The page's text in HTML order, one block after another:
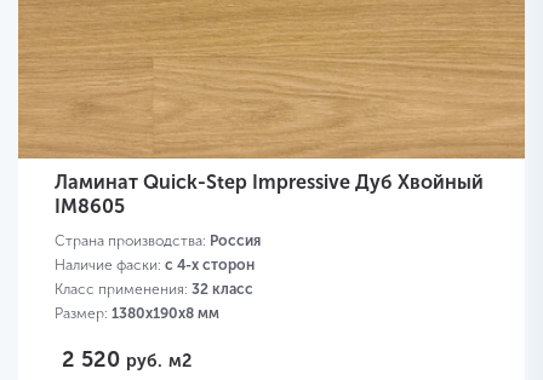
Ламинат Quick-Step Impressive Дуб Хвойный
IM8605
Страна производства: Россия
Наличие фаски: с 4-х сторон
Класс применения: 32 класс
Размер: 1380х190х8 мм
2 520 руб. м2